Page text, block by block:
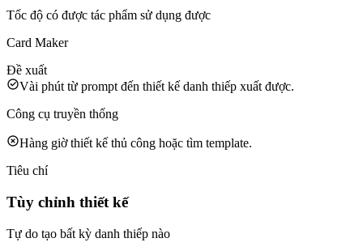
Tốc độ có được tác phẩm sử dụng được
Card Maker
Đề xuất
Vài phút từ prompt đến thiết kế danh thiếp xuất được.
Công cụ truyền thống
Hàng giờ thiết kế thủ công hoặc tìm template.
Tiêu chí
Tùy chỉnh thiết kế
Tự do tạo bất kỳ danh thiếp nào